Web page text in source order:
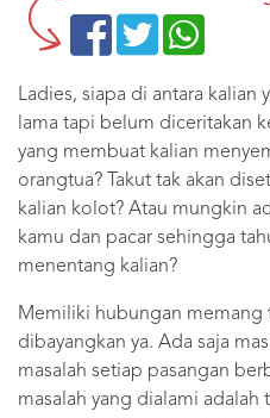
Ladies, siapa di antara kalian
lama tapi belum diceritakan
yang membuat kalian
orangtua? Takut tak akan
kalian kolot? Atau mungkin
kamu dan pacar sehingga
menentang kalian?
Memiliki hubungan memang
dibayangkan ya. Ada saja
masalah setiap pasangan
masalah yang dialami